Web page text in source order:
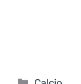
Categorie